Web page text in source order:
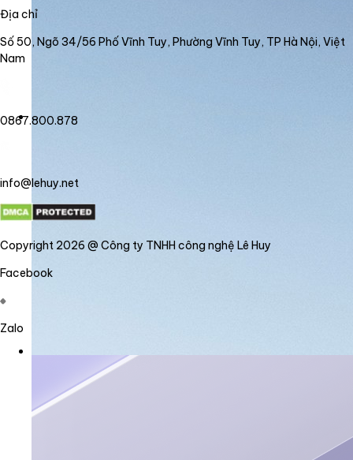
Địa chỉ
Số 50, Ngõ 34/56 Phố Vĩnh Tuy, Phường Vĩnh Tuy, TP Hà Nội, Việt
Nam
0867.800.878
info@lehuy.net
Copyright 2026 @ Công ty TNHH công nghệ Lê Huy
Facebook
Zalo